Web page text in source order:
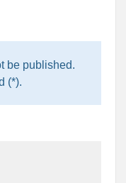
be published.
(*).